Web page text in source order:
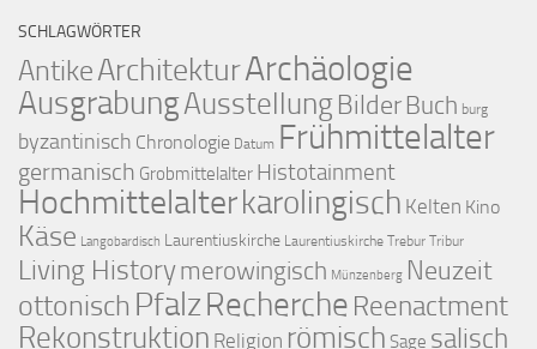
SCHLAGWÖRTER
AntikeArchitekturArchäologie
AusgrabungAusstellungBilder Buch burg
byzantinisch Chronologie Datum Frühmittelalter
germanisch Grobmittelalter Histotainment
Hochmittelalterkarolingisch Kelten Kino
Käse Langobardisch Laurentiuskirche Laurentiuskirche Trebur Tribur
Living Historymerowingisch Münzenberg Neuzeit
ottonisch PfalzRecherche Reenactment
Rekonstruktion Religion römisch Sage salisch